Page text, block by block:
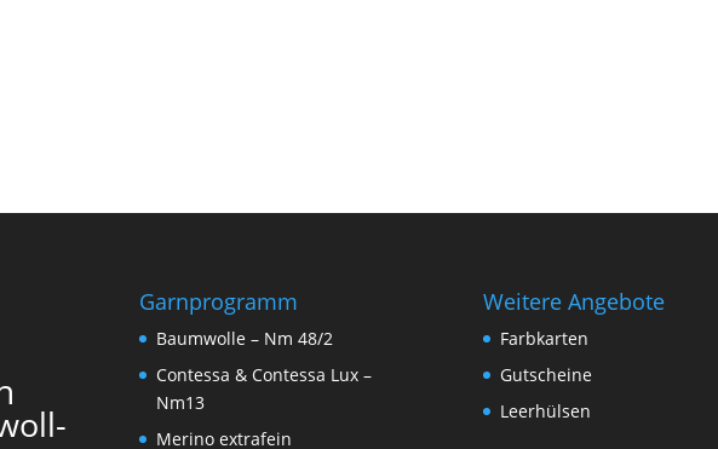
Garnprogramm
Baumwolle – Nm 48/2
Contessa & Contessa Lux –
Nm13
Merino extrafein
Weitere Angebote
Farbkarten
Gutscheine
Leerhülsen